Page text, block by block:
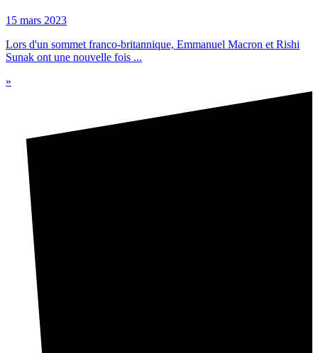
15 mars 2023
Lors d'un sommet franco-britannique, Emmanuel Macron et Rishi
Sunak ont une nouvelle fois ...
»